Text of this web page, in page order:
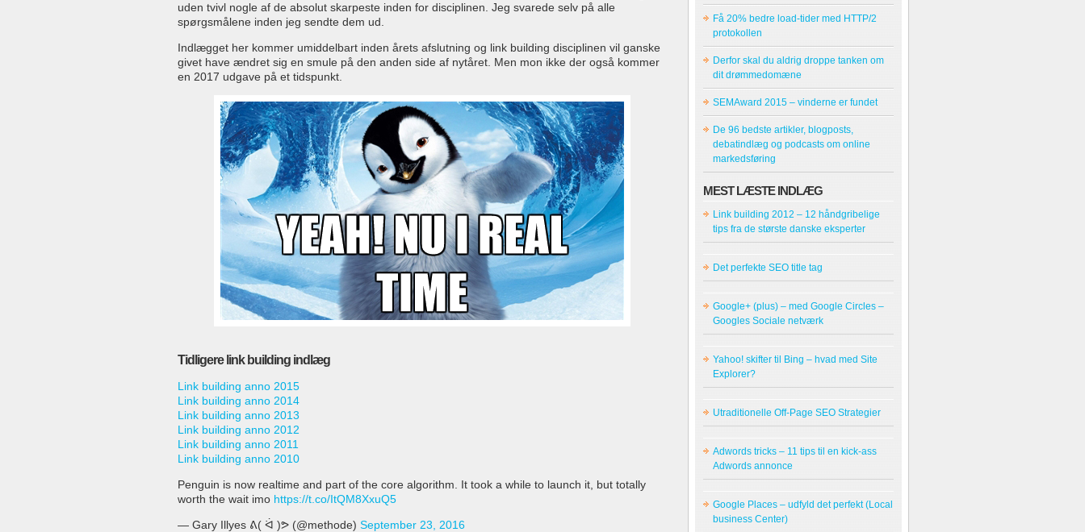
uden tvivl nogle af de absolut skarpeste inden for disciplinen. Jeg svarede selv på alle
spørgsmålene inden jeg sendte dem ud.
Indlægget her kommer umiddelbart inden årets afslutning og link building disciplinen vil ganske
givet have ændret sig en smule på den anden side af nytåret. Men mon ikke der også kommer
en 2017 udgave på et tidspunkt.
Tidligere link building indlæg
Link building anno 2015
Link building anno 2014
Link building anno 2013
Link building anno 2012
Link building anno 2011
Link building anno 2010
Penguin is now realtime and part of the core algorithm. It took a while to launch it, but totally
worth the wait imo https://t.co/ItQM8XxuQ5
— Gary Illyes ᕕ( ᐛ )ᕗ (@methode) September 23, 2016
Få 20% bedre load-tider med HTTP/2
protokollen
Derfor skal du aldrig droppe tanken om
dit drømmedomæne
SEMAward 2015 – vinderne er fundet
De 96 bedste artikler, blogposts,
debatindlæg og podcasts om online
markedsføring
MEST LÆSTE INDLÆG
Link building 2012 – 12 håndgribelige
tips fra de største danske eksperter
Det perfekte SEO title tag
Google+ (plus) – med Google Circles –
Googles Sociale netværk
Yahoo! skifter til Bing – hvad med Site
Explorer?
Utraditionelle Off-Page SEO Strategier
Adwords tricks – 11 tips til en kick-ass
Adwords annonce
Google Places – udfyld det perfekt (Local
business Center)